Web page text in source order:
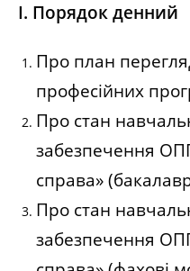
І. Порядок денний
Про план
професійних
Про стан
забезпечення
справа»
Про стан
забезпечення